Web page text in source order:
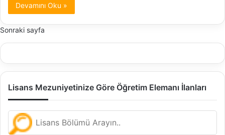
Devamını Oku »
Sonraki sayfa
Lisans Mezuniyetinize Göre Öğretim Elemanı İlanları